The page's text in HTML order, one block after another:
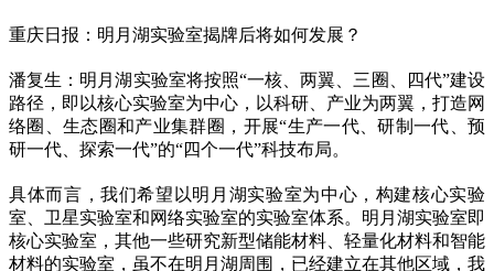
重庆日报：明月湖实验室揭牌后将如何发展？
潘复生：明月湖实验室将按照“一核、两翼、三圈、四代”建设
路径，即以核心实验室为中心，以科研、产业为两翼，打造网
络圈、生态圈和产业集群圈，开展“生产一代、研制一代、预
研一代、探索一代”的“四个一代”科技布局。
具体而言，我们希望以明月湖实验室为中心，构建核心实验
室、卫星实验室和网络实验室的实验室体系。明月湖实验室即
核心实验室，其他一些研究新型储能材料、轻量化材料和智能
材料的实验室，虽不在明月湖周围，已经建立在其他区域，我